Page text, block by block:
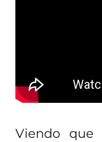
Viendo que